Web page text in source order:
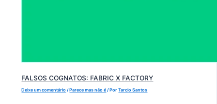
FALSOS COGNATOS: FABRIC X FACTORY
Deixe um comentário /Parece mas não é/ PorTarcio Santos